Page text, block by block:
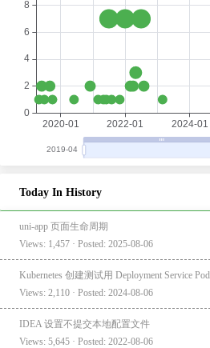
Today In History
uni-app 页面生命周期
Views: 1,457 · Posted: 2025-08-06
Kubernetes 创建测试用 Deployment Service Pod
Views: 2,110 · Posted: 2024-08-06
IDEA 设置不提交本地配置文件
Views: 5,645 · Posted: 2022-08-06